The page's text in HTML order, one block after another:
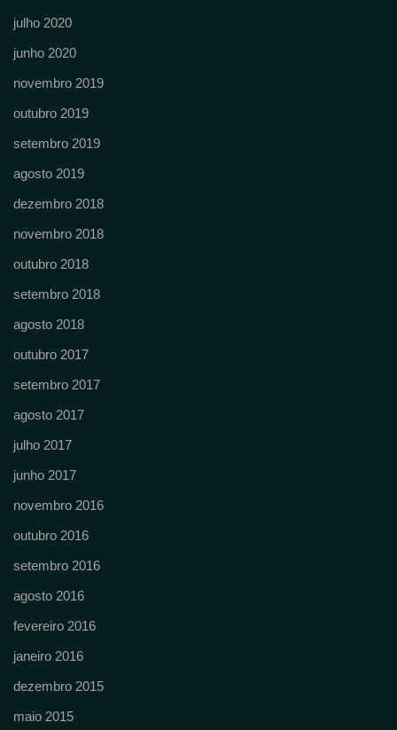
julho 2020
junho 2020
novembro 2019
outubro 2019
setembro 2019
agosto 2019
dezembro 2018
novembro 2018
outubro 2018
setembro 2018
agosto 2018
outubro 2017
setembro 2017
agosto 2017
julho 2017
junho 2017
novembro 2016
outubro 2016
setembro 2016
agosto 2016
fevereiro 2016
janeiro 2016
dezembro 2015
maio 2015